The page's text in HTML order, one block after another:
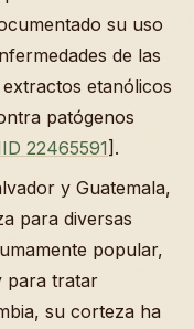
su uso
de las
etanólicos
patógenos
22465591].
y Guatemala,
para diversas
popular,
para tratar
su corteza ha